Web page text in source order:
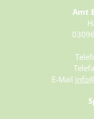
Amt
E-Mail